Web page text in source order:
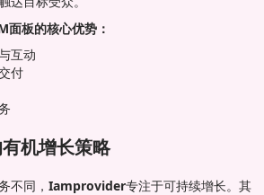
板的核心优势：
互动
付
机增长策略
不同， Iamprovider专注于可持续增长。其